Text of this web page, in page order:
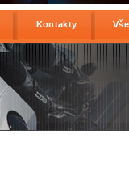
Kontakty